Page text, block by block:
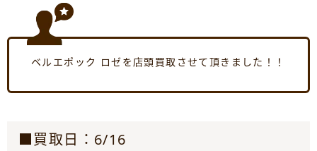
ベルエポック ロゼを店頭買取させて頂きました！！
■買取日：6/16